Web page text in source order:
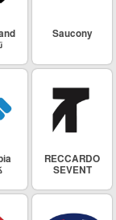
Saucony
RECCARDO
SEVENT